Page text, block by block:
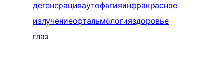
дегенерацияаутофагияинфракрасное
излучениеофтальмологияздоровье
глаз